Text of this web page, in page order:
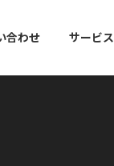
合わせ サービス